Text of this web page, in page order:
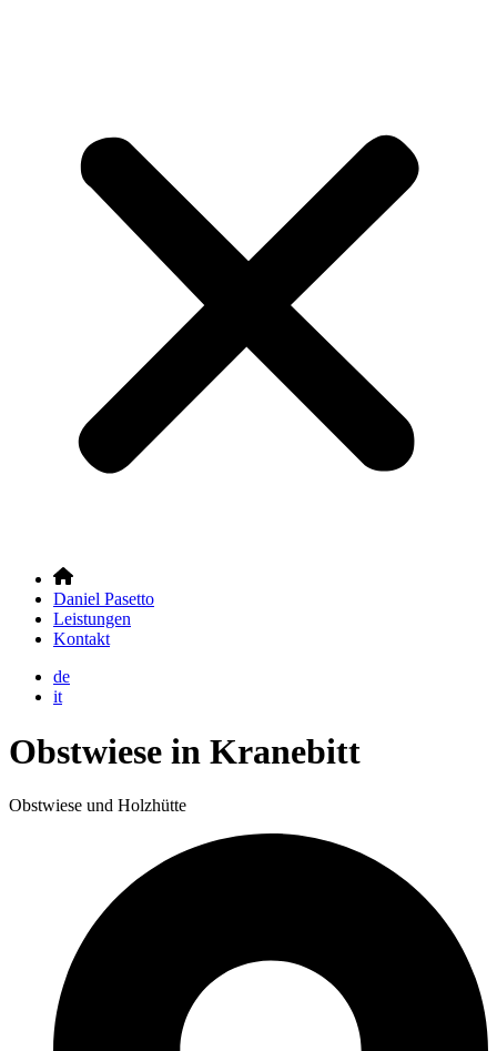
Daniel Pasetto
Leistungen
Kontakt
de
it
Obstwiese in Kranebitt
Obstwiese und Holzhütte